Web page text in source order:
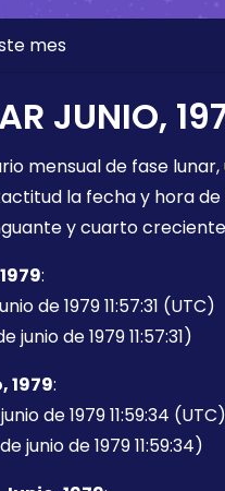
mes
JUNIO,
mensual de fase
la fecha y hora de
y cuarto
:
de 1979 11:57:31 (UTC)
junio de 1979 11:57:31)
1979:
de 1979 11:59:34 (UTC)
junio de 1979 11:59:34)